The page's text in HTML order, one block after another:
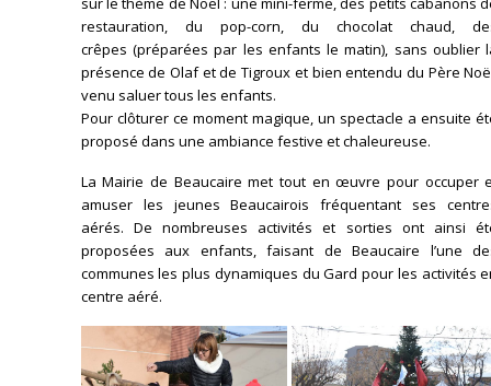
restauration, du pop-corn, du chocolat chaud,
crêpes (préparées par les enfants le matin), sans oublier
présencede Olafet deTigroux et bien entendu du Père
venu saluer tous les enfants.
Pour clôturer ce moment magique, un spectacle a ensuite
proposé dans une ambiance festive et chaleureuse.
La Mairie de Beaucaire met tout en œuvre pour occuper
amuser les jeunes Beaucairois fréquentant ses
aérés. De nombreuses activités et sorties ont ainsi
proposées aux enfants, faisant de Beaucaire l’une
communes les plus dynamiques du Gard pour les activités
centre aéré.